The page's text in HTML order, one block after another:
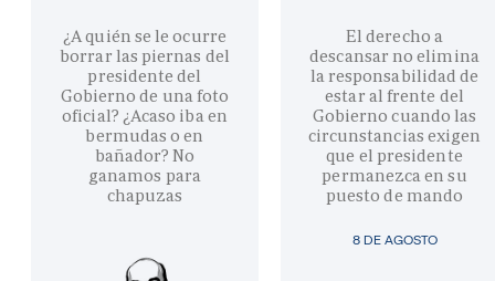
¿A quién se le ocurre
borrar las piernas del
presidente del
Gobierno de una foto
oficial? ¿Acaso iba en
bermudas o en
bañador? No
ganamos para
chapuzas
8 DE AGOSTO
El derecho a
descansar no elimina
la responsabilidad de
estar al frente del
Gobierno cuando las
circunstancias exigen
que el presidente
permanezca en su
puesto de mando